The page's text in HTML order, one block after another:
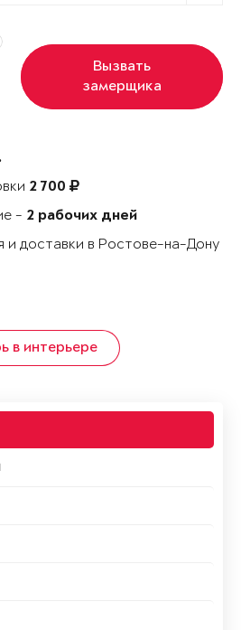
Вызвать
замерщика
2 700
- 2 рабочих дней
и доставки в Ростове-на-Дону
в интерьере